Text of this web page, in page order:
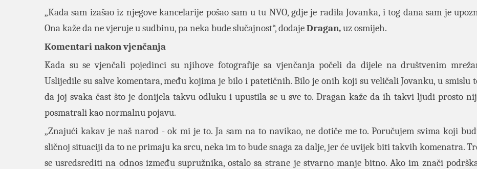
„Kada sam izašao iz njegove kancelarije pošao sam u tu NVO, gdje je radila Jovanka, i tog dana sam je
Ona kaže da ne vjeruje u sudbinu, pa neka bude slučajnost“, dodajeDragan,uz osmijeh.
Komentari nakon vjenčanja
Kada su se vjenčali pojedinci su njihove fotografije sa vjenčanja počeli da dijele na društvenim
Uslijedile su salve komentara, među kojima je bilo i patetičnih. Bilo je onih koji su veličali Jovanku, u smislu
da joj svaka čast što je donijela takvu odluku i upustila se u sve to. Dragan kaže da ih takvi ljudi prosto
posmatrali kao normalnu pojavu.
„Znajući kakav je naš narod - ok mi je to. Ja sam na to navikao, ne dotiče me to. Poručujem svima koji
sličnoj situaciji da to ne primaju ka srcu, neka im to bude snaga za dalje, jer će uvijek biti takvih komenatra.
se usredsrediti na odnos između supružnika, ostalo sa strane je stvarno manje bitno. Ako im znači